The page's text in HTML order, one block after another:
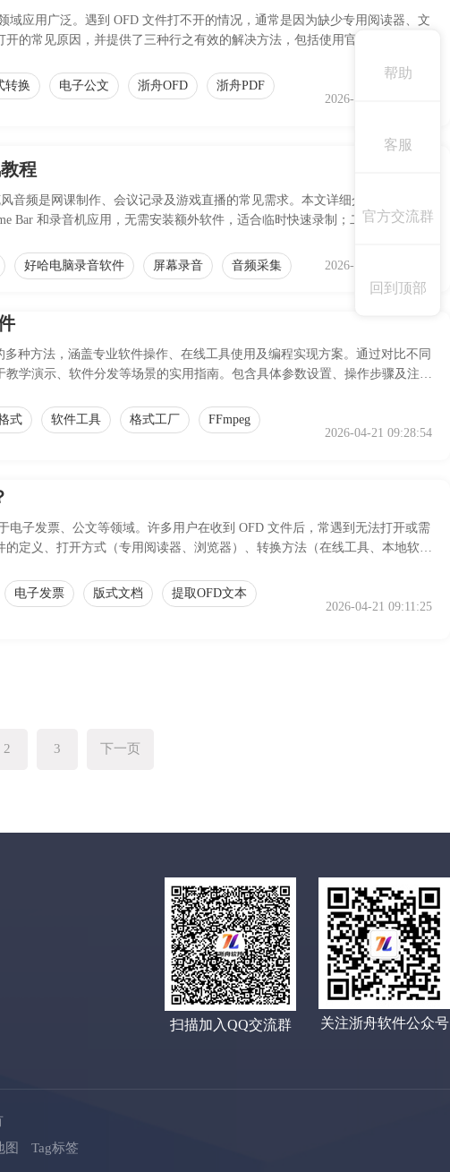
域应用广泛。遇到 OFD 文件打不开的情况，通常是因为缺少专用阅读器、文
的常见原因，并提供了三种行之有效的解决方法，包括使用官方阅读器、转
转换 电子公文 浙舟OFD
浙舟PDF
2026-04-25 14:58:55
程
音频是网课制作、会议记录及游戏直播的常见需求。本文详细介绍了两种主
Bar 和录音机应用，无需安装额外软件，适合临时快速录制；二是使用好哈
轻松实现系统内声与外部麦克风声音的完美采集。
好哈电脑录音软件 屏幕录音 音频采集 2026-04-22 09:00:24
种方法，涵盖专业软件操作、在线工具使用及编程实现方案。通过对比不同
学演示、软件分发等场景的实用指南。包含具体参数设置、操作步骤及注意
式 软件工具 格式工厂
FFmpeg
2026-04-21 09:28:54
电子发票、公文等领域。许多用户在收到 OFD 文件后，常遇到无法打开或需
定义、打开方式（专用阅读器、浏览器）、转换方法（在线工具、本地软
电子发票 版式文档
提取OFD文本
2026-04-21 09:11:25
2 3 下一页
扫描加入QQ交流群
关注浙舟软件公众号
图 Tag标签
帮助
客服
官方交流群
回到顶部